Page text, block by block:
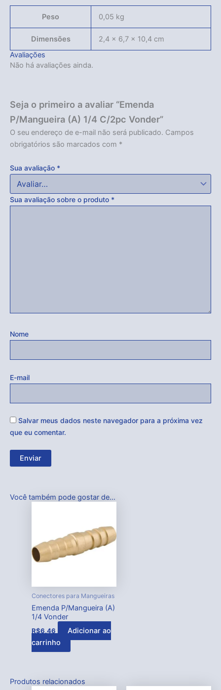
Acabou
Peso 0,05 kg
Dimensões
2,4 × 6,7 × 10,4 cm
Avaliações
Não há avaliações ainda.
Seja o primeiro a avaliar “Emenda
P/Mangueira (A) 1/4 C/2pc Vonder”
O seu endereço de e-mail não será publicado. Campos
obrigatórios são marcados com *
Sua avaliação *
Sua avaliação sobre o produto *
Nome
E-mail
Salvar meus dados neste navegador para a próxima vez
que eu comentar.
Você também pode gostar de…
Conectores para Mangueiras
Emenda P/Mangueira (A)
1/4 Vonder
R$6,46
Adicionar ao
carrinho
Produtos relacionados